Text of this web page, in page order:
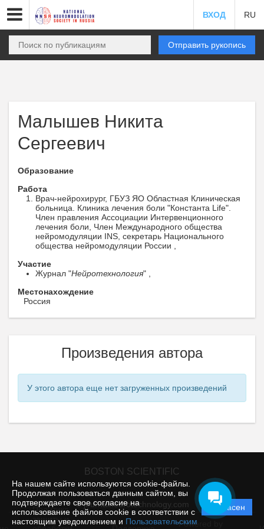
На нашем сайте используются cookie-файлы.
Продолжая пользоваться данным сайтом, вы
подтверждаете свое согласие на
использование файлов cookie в соответствии с
настоящим уведомлением и Пользовательским
Согласен
ВХОД RU
Отправить рукопись
Малышев Никита
Сергеевич
Образование
Работа
Врач-нейрохирург, ГБУЗ ЯО Областная Клиническая
больница. Клиника лечения боли "Константа Life".
Член правления Ассоциации Интервенционного
лечения боли, Член Международного общества
нейромодуляции INS, секретарь Национального
общества нейромодуляции России ,
Участие
Журнал "Нейротехнология" ,
Местонахождение
Россия
Произведения автора
У этого автора еще нет загруженных произведений
BOSTON SCIENTIFIC
© journalneurotechnology.com
Политика
защиты и
Powered by